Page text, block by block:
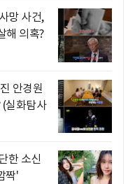
망 사건,
해 의혹?
안경원
(실화탐사
한 소신
짝'